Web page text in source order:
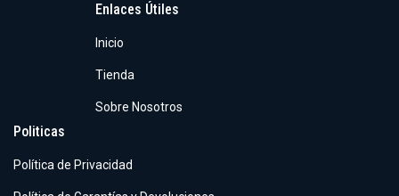
Enlaces Útiles
Inicio
Tienda
Sobre Nosotros
Politicas
Política de Privacidad